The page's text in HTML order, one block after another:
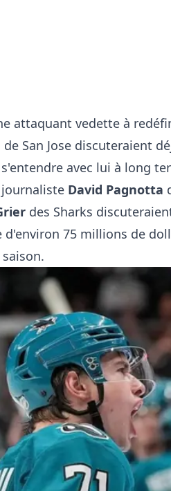
attaquant vedette à
San Jose discuteraient
avec lui à long
David Pagnotta
des Sharks
d'environ 75 millions de